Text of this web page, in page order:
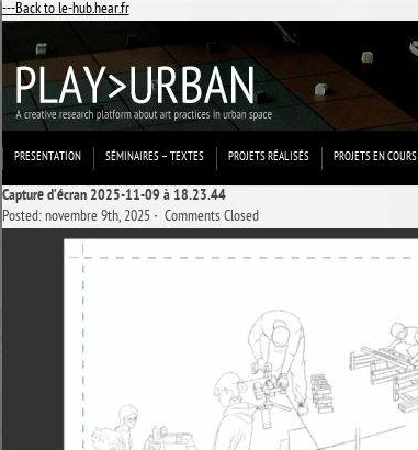
---Back to le-hub.hear.fr
PRESENTATION SÉMINAIRES – TEXTES PROJETS RÉALISÉS PROJETS EN COURS
Capture d’écran 2025-11-09 à 18.23.44
Posted: novembre 9th, 2025 ˑ Comments Closed